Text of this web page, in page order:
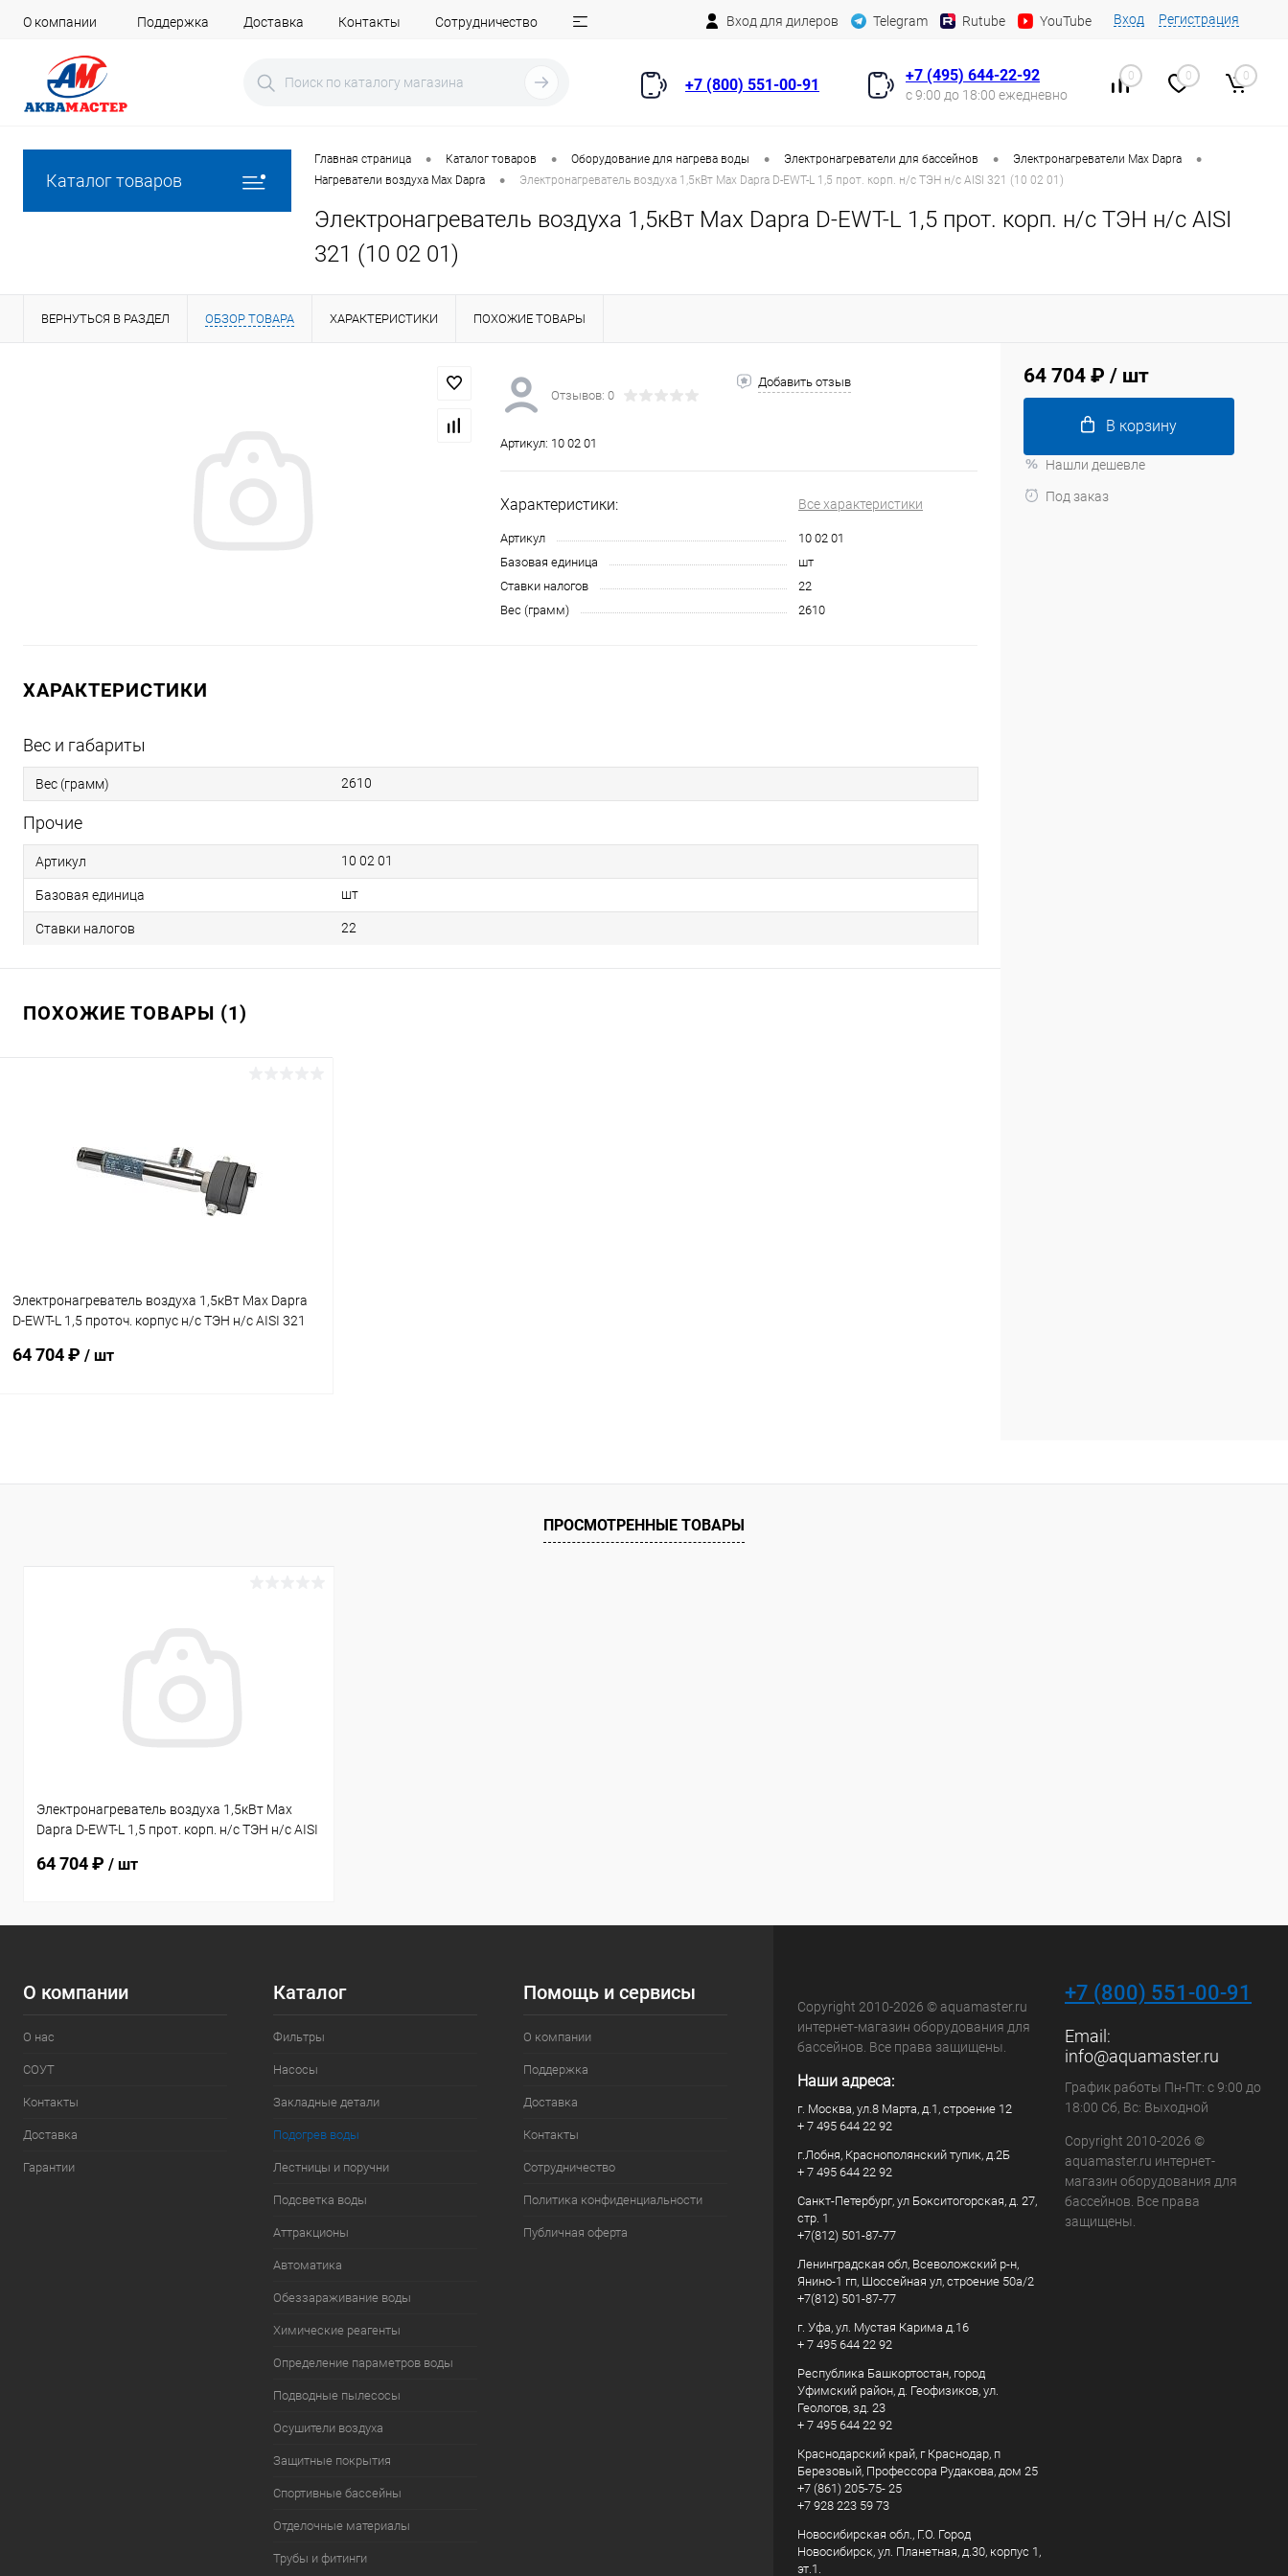
О компании Поддержка Доставка Контакты Сотрудничество Вход для дилеров Telegram Rutube YouTube Вход Регистрация
+7 (800) 551-00-91
+7 (495) 644-22-92
с 9:00 до 18:00 ежедневно
0 0 0
Каталог товаров
Главная страница • Каталог товаров • Оборудование для нагрева воды • Электронагреватели для бассейнов • Электронагреватели Max Dapra •
Нагреватели воздуха Max Dapra • Электронагреватель воздуха 1,5кВт Max Dapra D-EWT-L 1,5 прот. корп. н/с ТЭН н/с AISI 321 (10 02 01)
Электронагреватель воздуха 1,5кВт Max Dapra D-EWT-L 1,5 прот. корп. н/с ТЭН н/с AISI
321 (10 02 01)
ВЕРНУТЬСЯ В РАЗДЕЛ ОБЗОР ТОВАРА ХАРАКТЕРИСТИКИ ПОХОЖИЕ ТОВАРЫ
Отзывов: 0
Добавить отзыв
Артикул: 10 02 01
Характеристики: Все характеристики
Артикул
10 02 01
Базовая единица
шт
Ставки налогов
22
Вес (грамм)
2610
ХАРАКТЕРИСТИКИ
Вес и габариты
Вес (грамм) 2610
Прочие
Артикул 10 02 01
Базовая единица шт
Ставки налогов 22
ПОХОЖИЕ ТОВАРЫ (1)
Электронагреватель воздуха 1,5кВт Max Dapra
D-EWT-L 1,5 проточ. корпус н/с ТЭН н/с AISI 321
64 704 ₽ / шт
В избранное
64 704 ₽ / шт
В корзину
Нашли дешевле
Под заказ
ПРОСМОТРЕННЫЕ ТОВАРЫ
Электронагреватель воздуха 1,5кВт Max
Dapra D-EWT-L 1,5 прот. корп. н/с ТЭН н/с AISI
64 704 ₽ / шт
О компании
О нас
СОУТ
Контакты
Доставка
Гарантии
Каталог
Фильтры
Насосы
Закладные детали
Подогрев воды
Лестницы и поручни
Подсветка воды
Аттракционы
Автоматика
Обеззараживание воды
Химические реагенты
Определение параметров воды
Подводные пылесосы
Осушители воздуха
Защитные покрытия
Спортивные бассейны
Отделочные материалы
Трубы и фитинги
Помощь и сервисы
О компании
Поддержка
Доставка
Контакты
Сотрудничество
Политика конфиденциальности
Публичная оферта
Copyright 2010-2026 © aquamaster.ru
интернет-магазин оборудования для
бассейнов. Все права защищены.
Наши адреса:
г. Москва, ул.8 Марта, д.1, строение 12
+ 7 495 644 22 92
г.Лобня, Краснополянский тупик, д.2Б
+ 7 495 644 22 92
Санкт-Петербург, ул Бокситогорская, д. 27,
стр. 1
+7(812) 501-87-77
Ленинградская обл, Всеволожский р-н,
Янино-1 гп, Шоссейная ул, строение 50а/2
+7(812) 501-87-77
г. Уфа, ул. Мустая Карима д.16
+ 7 495 644 22 92
Республика Башкортостан, город
Уфимский район, д. Геофизиков, ул.
Геологов, зд. 23
+ 7 495 644 22 92
Краснодарский край, г Краснодар, п
Березовый, Профессора Рудакова, дом 25
+7 (861) 205-75- 25
+7 928 223 59 73
Новосибирская обл., Г.О. Город
Новосибирск, ул. Планетная, д.30, корпус 1,
эт.1.
+7 (800) 551-00-91
Email:
info@aquamaster.ru
График работы Пн-Пт: с 9:00 до
18:00 Сб, Вс: Выходной
Copyright 2010-2026 ©
aquamaster.ru интернет-
магазин оборудования для
бассейнов. Все права
защищены.